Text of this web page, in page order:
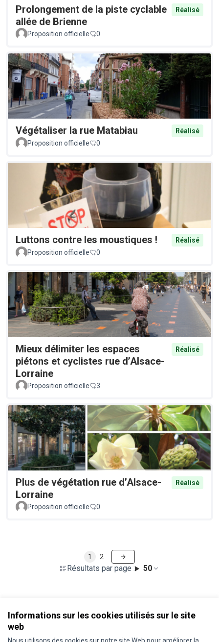
Informations sur les cookies utilisés sur le site
web
Prolongement de la piste cyclable
allée de Brienne
Réalisé
Proposition officielle 0
Végétaliser la rue Matabiau
Réalisé
Proposition officielle
0
Luttons contre les moustiques !
Réalisé
Proposition officielle
0
Mieux délimiter les espaces
piétons et cyclistes rue d’Alsace-
Lorraine
Réalisé
Proposition officielle 3
Plus de végétation rue d’Alsace-
Lorraine
Réalisé
Proposition officielle 0
Résultats par page : 50
1 2